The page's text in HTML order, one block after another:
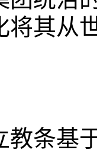
将其从
教条基